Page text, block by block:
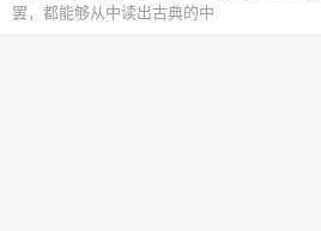
罢，都能够从中读出古典的中